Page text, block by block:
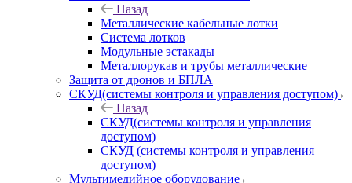
Назад
Металлические кабельные лотки
Система лотков
Модульные эстакады
Металлорукав и трубы металлические
Защита от дронов и БПЛА
СКУД(системы контроля и управления доступом)
Назад
СКУД(системы контроля и управления
доступом)
СКУД (системы контроля и управления
доступом)
Мультимедийное оборудование